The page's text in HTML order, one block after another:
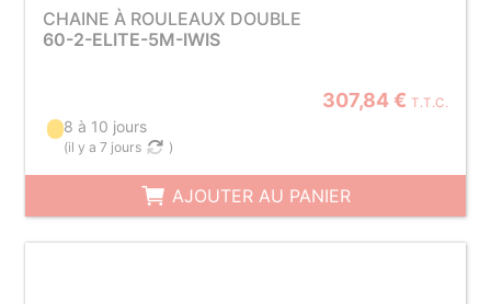
CHAINE À ROULEAUX DOUBLE
60-2-ELITE-5M-IWIS
307,84 € T.T.C.
8 à 10 jours
(il y a 7 jours )
AJOUTER AU PANIER